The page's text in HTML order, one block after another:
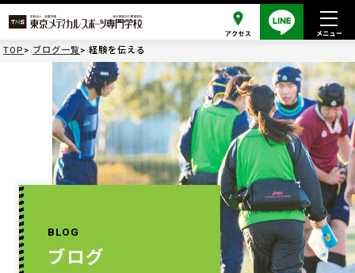
TOP ブログ一覧 経験を伝える
BLOG
ブログ